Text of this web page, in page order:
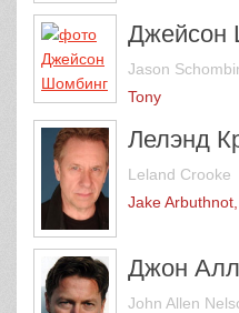
Джейсон
Jason
Tony
Лелэнд
Leland Crooke
Jake Arbuthnot,
Джон
John Allen